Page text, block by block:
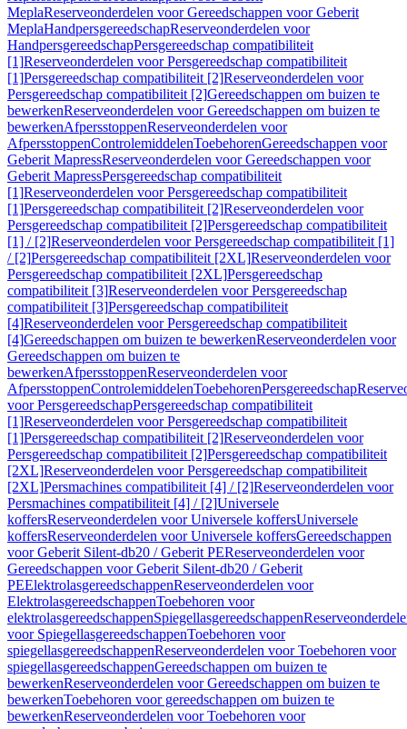
MeplaReserveonderdelen voor Gereedschappen voor Geberit
MeplaHandpersgereedschapReserveonderdelen voor
HandpersgereedschapPersgereedschap compatibiliteit
[1]Reserveonderdelen voor Persgereedschap compatibiliteit
[1]Persgereedschap compatibiliteit [2]Reserveonderdelen voor
Persgereedschap compatibiliteit [2]Gereedschappen om buizen te
bewerkenReserveonderdelen voor Gereedschappen om buizen te
bewerkenAfpersstoppenReserveonderdelen voor
AfpersstoppenControlemiddelenToebehorenGereedschappen voor
Geberit MapressReserveonderdelen voor Gereedschappen voor
Geberit MapressPersgereedschap compatibiliteit
[1]Reserveonderdelen voor Persgereedschap compatibiliteit
[1]Persgereedschap compatibiliteit [2]Reserveonderdelen voor
Persgereedschap compatibiliteit [2]Persgereedschap compatibiliteit
[1] / [2]Reserveonderdelen voor Persgereedschap compatibiliteit [1]
/ [2]Persgereedschap compatibiliteit [2XL]Reserveonderdelen voor
Persgereedschap compatibiliteit [2XL]Persgereedschap
compatibiliteit [3]Reserveonderdelen voor Persgereedschap
compatibiliteit [3]Persgereedschap compatibiliteit
[4]Reserveonderdelen voor Persgereedschap compatibiliteit
[4]Gereedschappen om buizen te bewerkenReserveonderdelen voor
Gereedschappen om buizen te
bewerkenAfpersstoppenReserveonderdelen voor
AfpersstoppenControlemiddelenToebehorenPersgereedschap
voor PersgereedschapPersgereedschap compatibiliteit
[1]Reserveonderdelen voor Persgereedschap compatibiliteit
[1]Persgereedschap compatibiliteit [2]Reserveonderdelen voor
Persgereedschap compatibiliteit [2]Persgereedschap compatibiliteit
[2XL]Reserveonderdelen voor Persgereedschap compatibiliteit
[2XL]Persmachines compatibiliteit [4] / [2]Reserveonderdelen voor
Persmachines compatibiliteit [4] / [2]Universele
koffersReserveonderdelen voor Universele koffersUniversele
koffersReserveonderdelen voor Universele koffersGereedschappen
voor Geberit Silent-db20 / Geberit PEReserveonderdelen voor
Gereedschappen voor Geberit Silent-db20 / Geberit
PEElektrolasgereedschappenReserveonderdelen voor
ElektrolasgereedschappenToebehoren voor
elektrolasgereedschappenSpiegellasgereedschappen
voor SpiegellasgereedschappenToebehoren voor
spiegellasgereedschappenReserveonderdelen voor Toebehoren voor
spiegellasgereedschappenGereedschappen om buizen te
bewerkenReserveonderdelen voor Gereedschappen om buizen te
bewerkenToebehoren voor gereedschappen om buizen te
bewerkenReserveonderdelen voor Toebehoren voor